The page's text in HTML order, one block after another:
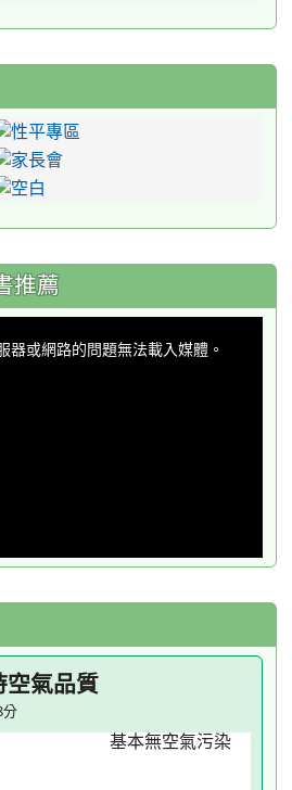
推薦
器或網路的問題無法載入媒體。
空氣品質
分